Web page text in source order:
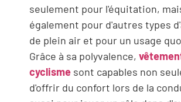
seulement pour l'équitation,
également pour d'autres types
de plein air et pour un usage
Grâce à sa polyvalence,
cyclisme sont capables non
d'offrir du confort lors de la